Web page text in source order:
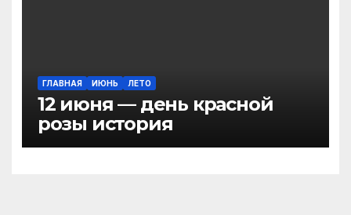
ГЛАВНАЯ ИЮНЬ ЛЕТО
12 июня — день красной
розы история